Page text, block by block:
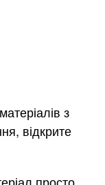
з
відкрите